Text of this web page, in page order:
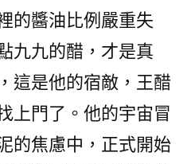
的醬油比例嚴重失
九九的醋，才是真
這是他的宿敵，王醋
上門了。他的宇宙冒
的焦慮中，正式開始